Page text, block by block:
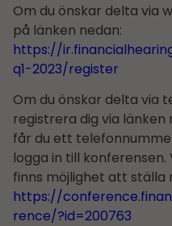
Om du önskar delta via
på länken nedan:
https://
q1-2023/register
Om du önskar delta via
registrera dig via
får du ett
logga in till
finns möjlighet att ställa
https://
rence/?id=200763